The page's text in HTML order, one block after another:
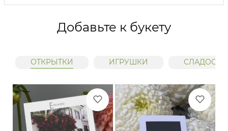
Добавьте к букету
ОТКРЫТКИ ИГРУШКИ СЛАДОСТИ